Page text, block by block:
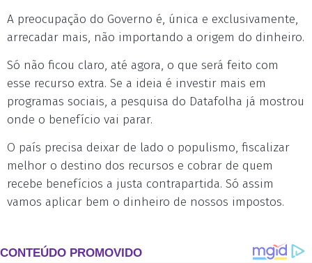
A preocupação do Governo é, única e exclusivamente,
arrecadar mais, não importando a origem do dinheiro.
Só não ficou claro, até agora, o que será feito com
esse recurso extra. Se a ideia é investir mais em
programas sociais, a pesquisa do Datafolha já mostrou
onde o benefício vai parar.
O país precisa deixar de lado o populismo, fiscalizar
melhor o destino dos recursos e cobrar de quem
recebe benefícios a justa contrapartida. Só assim
vamos aplicar bem o dinheiro de nossos impostos.